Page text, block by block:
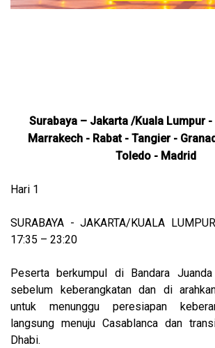
Surabaya – Jakarta /Kuala Lumpur
Marrakech - Rabat - Tangier -
Toledo - Madrid
Hari 1
SURABAYA - JAKARTA/KUALA
17:35 – 23:20
Peserta berkumpul di Bandara
sebelum keberangkatan dan di
untuk menunggu peresiapan
langsung menuju Casablanca dan
Dhabi.